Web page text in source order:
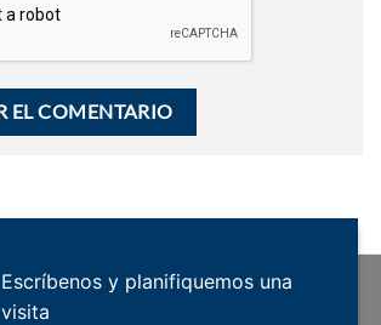
Escríbenos y planifiquemos una
visita